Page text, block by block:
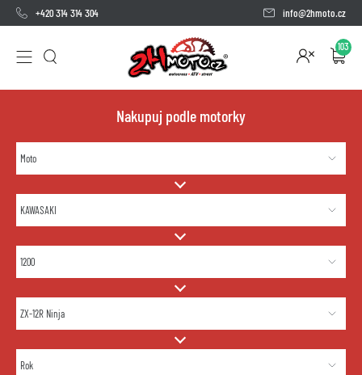
+420 314 314 304 info@2hmoto.cz
103
Nakupuj podle motorky